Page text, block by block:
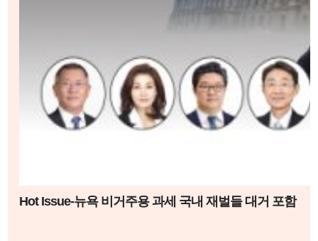
Hot Issue-뉴욕 비거주용 과세 국내 재벌들 대거 포함